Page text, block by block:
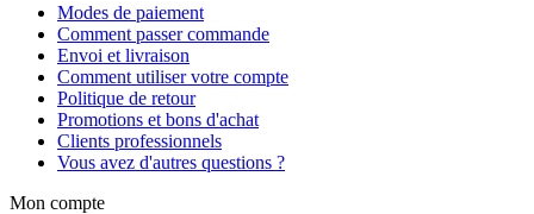
Modes de paiement
Comment passer commande
Envoi et livraison
Comment utiliser votre compte
Politique de retour
Promotions et bons d'achat
Clients professionnels
Vous avez d'autres questions ?
Mon compte